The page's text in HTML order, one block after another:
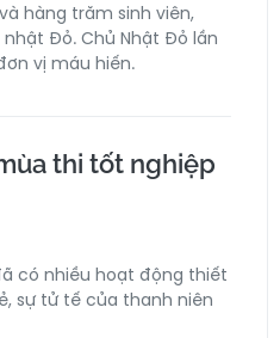
hàng trăm sinh viên,
Đỏ. Chủ Nhật Đỏ lần
vị máu hiến.
thi tốt nghiệp
có nhiều hoạt động thiết
sự tử tế của thanh niên